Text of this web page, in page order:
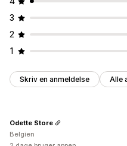
3
2
1
Skriv en anmeldelse Alle
Odette Store
Belgien